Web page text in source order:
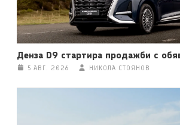
Денза D9 стартира продажби с
5 АВГ. 2026 НИКОЛА СТОЯНОВ